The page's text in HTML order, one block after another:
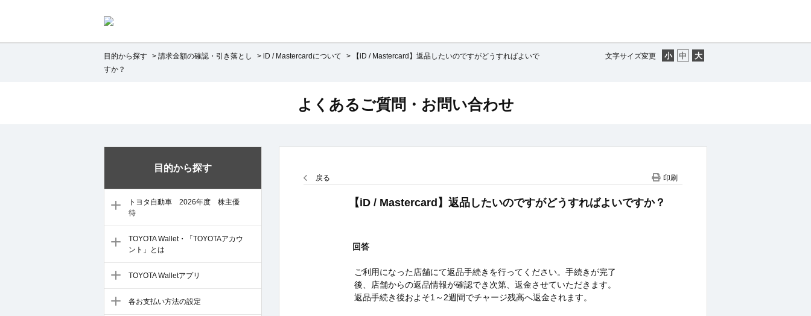
文字サイズ変更
目的から探す > 請求金額の確認・引き落とし > iD / Mastercardについて >
【iD / Mastercard】返品したいのですがどうすればよいで
すか？
目的から探す
トヨタ自動車 2026年度 株主優
待
TOYOTA Wallet・「TOYOTAアカウ
ント」とは
TOYOTA Walletアプリ
各お支払い方法の設定
よくあるご質問・お問い合わせ
戻る 印刷
【iD / Mastercard】返品したいのですがどうすればよいですか？
回答
ご利用になった店舗にて返品手続きを行ってください。手続きが完了
後、店舗からの返品情報が確認でき次第、返金させていただきます。
返品手続き後およそ1～2週間でチャージ残高へ返金されます。